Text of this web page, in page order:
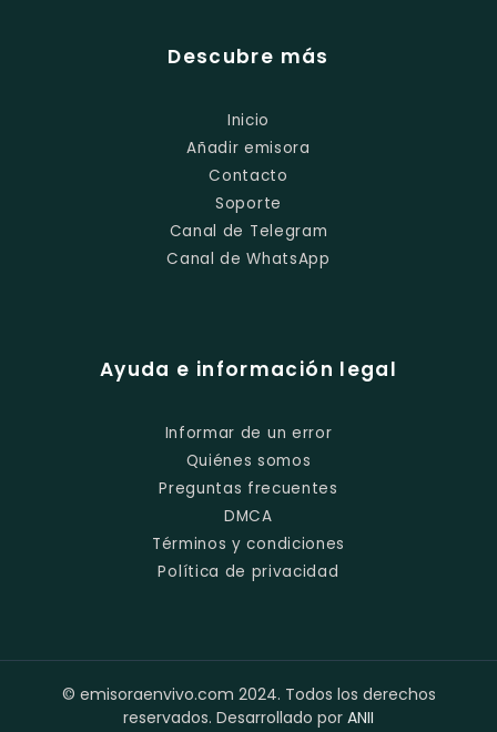
Descubre más
Inicio
Añadir emisora
Contacto
Soporte
Canal de Telegram
Canal de WhatsApp
Ayuda e información legal
Informar de un error
Quiénes somos
Preguntas frecuentes
DMCA
Términos y condiciones
Política de privacidad
© emisoraenvivo.com 2024. Todos los derechos
reservados. Desarrollado por ANII